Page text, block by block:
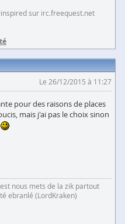
sur irc.freequest.net
Le 26/12/2015 à 11:27
pour des raisons de places
mais j'ai pas le choix sinon
nous mets de la zik partout
ebranlé (LordKraken)